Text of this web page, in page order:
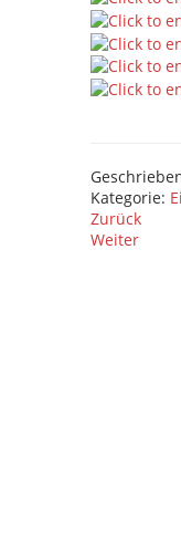
Kategorie:
Zurück
Weiter